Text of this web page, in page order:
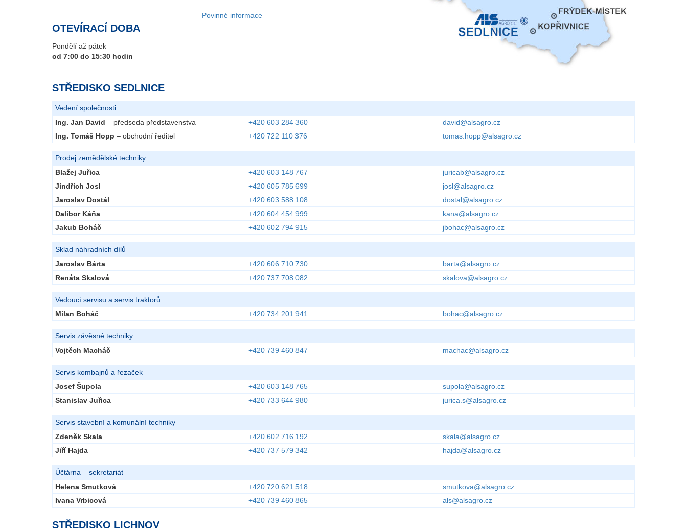
OTEVÍRACÍ DOBA
Pondělí až pátek
od 7:00 do 15:30 hodin
Povinné informace
STŘEDISKO SEDLNICE
Vedení společnosti
Ing. Jan David – předseda představenstva +420 603 284 360
david@alsagro.cz
Ing. Tomáš Hopp – obchodní ředitel +420 722 110 376 tomas.hopp@alsagro.cz
Prodej zemědělské techniky
Blažej Juřica
+420 603 148 767
juricab@alsagro.cz
Jindřich Josl
+420 605 785 699
josl@alsagro.cz
Jaroslav Dostál
+420 603 588 108
dostal@alsagro.cz
Dalibor Káňa
+420 604 454 999
kana@alsagro.cz
Jakub Boháč
+420 602 794 915 jbohac@alsagro.cz
Sklad náhradních dílů
Jaroslav Bárta
+420 606 710 730
barta@alsagro.cz
Renáta Skalová
+420 737 708 082 skalova@alsagro.cz
Vedoucí servisu a servis traktorů
Milan Boháč
+420 734 201 941 bohac@alsagro.cz
Servis závěsné techniky
Vojtěch Macháč
+420 739 460 847 machac@alsagro.cz
Servis kombajnů a řezaček
Josef Šupola
+420 603 148 765
supola@alsagro.cz
Stanislav Juřica
+420 733 644 980 jurica.s@alsagro.cz
Servis stavební a komunální techniky
Zdeněk Skala
+420 602 716 192
skala@alsagro.cz
Jiří Hajda
+420 737 579 342 hajda@alsagro.cz
Účtárna – sekretariát
Helena Smutková
+420 720 621 518
smutkova@alsagro.cz
Ivana Vrbicová
+420 739 460 865 als@alsagro.cz
STŘEDISKO LICHNOV